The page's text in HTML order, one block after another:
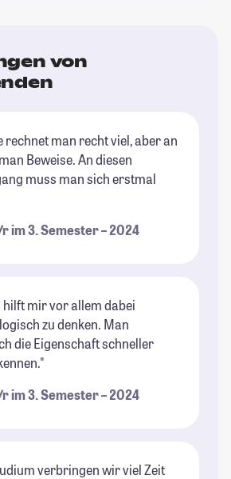
von
rechnet man recht viel, aber an
Beweise. An diesen
muss man sich erstmal
im 3. Semester – 2024
hilft mir vor allem dabei
zu denken. Man
die Eigenschaft schneller
im 3. Semester – 2024
verbringen wir viel Zeit